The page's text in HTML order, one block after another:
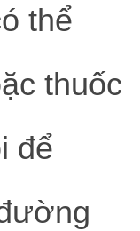
thể
thuốc
để